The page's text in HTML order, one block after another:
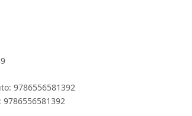
9786556581392